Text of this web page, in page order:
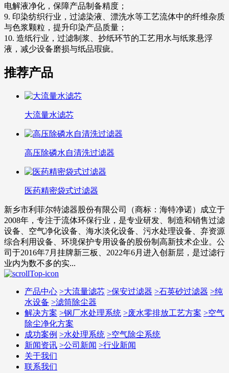
电解液净化，保障产品制备精度；
9. 印染纺织行业，过滤染液、漂洗水等工艺流体中的纤维杂质
与色浆颗粒，提升印染产品质量；
10. 造纸行业，过滤制浆、抄纸环节的工艺用水与纸浆悬浮
液，减少设备磨损与纸品瑕疵。
推荐产品
大流量水滤芯
高压除磷水自清洗过滤器
医药精密袋式过滤器
新乡市利菲尔特滤器股份有限公司（商标：海特净诺）成立于
2008年，专注于流体环保行业，是专业研发、制造和销售过滤
设备、空气净化设备、海水淡化设备、污水处理设备、弃资源
综合利用设备、环境保护专用设备的股份制高新技术企业。公
司于2016年7月挂牌新三板、2022年6月进入创新层，是过滤行
业内为数不多的实...
产品中心 >大流量滤芯 >保安过滤器 >石英砂过滤器 >纯
水设备 >滤筒除尘器
解决方案 >钢厂水处理系统 >废水零排放工艺方案 >空气
除尘净化方案
成功案例 >水处理系统 >空气除尘系统
新闻资讯 >公司新闻 >行业新闻
关于我们
联系我们